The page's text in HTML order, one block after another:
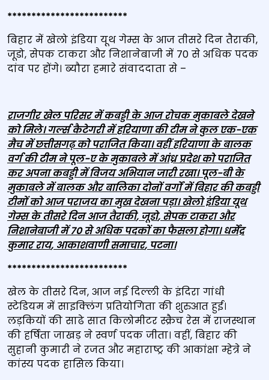
*************************
बिहार में खेलो इंडिया यूथ गेम्स के आज तीसरे दिन तैराकी,
जूडो, सेपक टाकरा और निशानेबाजी में 70 से अधिक पदक
दांव पर होंगे। ब्‍यौरा हमारे संवाददाता से –
राजगीर खेल परिसर में कबड्डी के आज रोचक मुकाबले देखने
को मिले। गर्ल्स कैटेगरी में हरियाणा की टीम ने कुल एक-एक
मैच में छत्तीसगढ़ को पराजित किया। वहीं हरियाणा के बालक
वर्ग की टीम ने पूल-ए के मुकाबले में आंध्र प्रदेश को पराजित
कर अपना कबड्डी में विजय अभियान जारी रखा। पूल-बी के
मुकाबले में बालक और बालिका दोनों वर्गों में बिहार की कबड्डी
टीमों को आज पराजय का मुख देखना पड़ा। खेलो इंडिया यूथ
गेम्स के तीसरे दिन आज तैराकी, जूडो, सेपक टाकरा और
निशानेबाजी में 70 से अधिक पदकों का फैसला होगा। धर्मेंद्र
कुमार राय, आकाशवाणी समाचार, पटना।
*************************
खेल के तीसरे दिन, आज नई दिल्ली के इंदिरा गांधी
स्टेडियम में साइक्‍लिंग प्रतियोगिता की शुरुआत हुई।
लड़कियों की साढे सात किलोमीटर स्क्रैच रेस में राजस्थान
की हर्षिता जाखड़ ने स्वर्ण पदक जीता। वहीं, बिहार की
सुहानी कुमारी ने रजत और महाराष्ट्र की आकांक्षा म्हेत्रे ने
कांस्य पदक हासिल किया।